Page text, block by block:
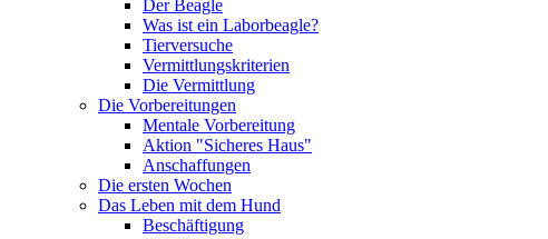
Der Beagle
Was ist ein Laborbeagle?
Tierversuche
Vermittlungskriterien
Die Vermittlung
Die Vorbereitungen
Mentale Vorbereitung
Aktion "Sicheres Haus"
Anschaffungen
Die ersten Wochen
Das Leben mit dem Hund
Beschäftigung